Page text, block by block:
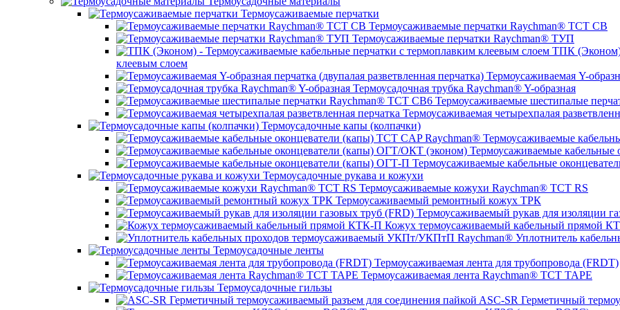
Термоусаживаемые перчатки
Термоусаживаемые перчатки Raychman® TCT CB
Термоусаживаемые перчатки Raychman® ТУП
ТПК (Эконом)
клеевым слоем
Термоусаживаемая Y-
Термоусадочная трубка Raychman® Y-образная
Термоусаживаемые шестипалые
Термоусаживаемая четырехпалая
Термоусадочные капы (колпачки)
Термоусаживаемые
Термоусаживаемые
Термоусаживаемые кабельные
Термоусадочные рукава и кожухи
Термоусаживаемые кожухи Raychman® TCT RS
Термоусаживаемый ремонтный кожух ТРК
Термоусаживаемый рукав для изоляции
Кожух термоусаживаемый кабельный прямой
Уплотнитель
Термоусадочные ленты
Термоусаживаемая лента для трубопровода (FRDT)
Термоусаживаемая лента Raychman® TCT TAPE
Термоусадочные гильзы
ASC‐SR Герметичный